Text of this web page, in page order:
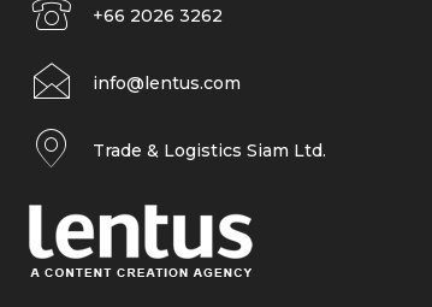
+66 2026 3262
info@lentus.com
Trade & Logistics Siam Ltd.